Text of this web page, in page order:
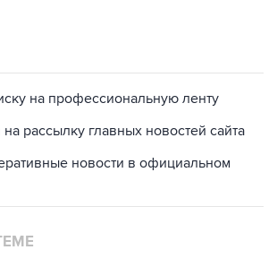
на профессиональную ленту
рассылку главных новостей сайта
новости в официальном